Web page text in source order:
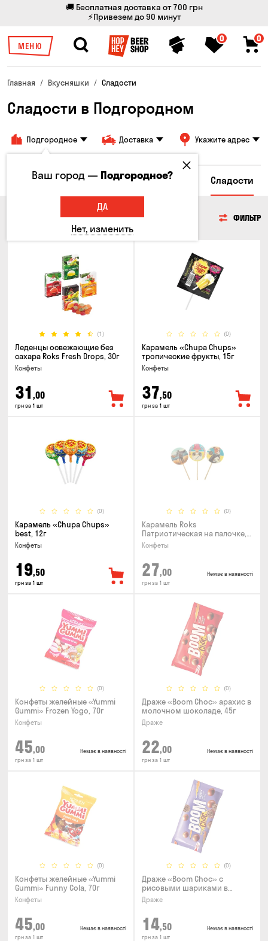
🚚 Бесплатная доставка от 700 грн
⚡Привезем до 90 минут
МЕНЮ
0 0
Главная Вкусняшки Сладости
Сладости в Подгородном
Подгородное Доставка Укажите адрес
Гренки и Сухарики Злаковые снеки Сладости
СЛАДОСТИ ФИЛЬТР
(1)
Леденцы освежающие без
сахара Roks Fresh Drops, 30г
Конфеты
31 ,00
грн за 1 шт
(0)
Карамель «Chupa Chups»
тропические фрукты, 15г
Конфеты
37,50
грн за 1 шт
(0)
Карамель «Chupa Chups»
best, 12г
Конфеты
19,50
грн за 1 шт
(0)
Карамель Roks
Патриотическая на палочке,
50г
Конфеты
27,00
грн за 1 шт
Немає в наявності
(0)
Конфеты желейные «Yummi
Gummi» Frozen Yogo, 70г
Конфеты
45,00
грн за 1 шт
Немає в наявності
(0)
Драже «Boom Choc» арахис в
молочном шоколаде, 45г
Драже
22,00
грн за 1 шт
Немає в наявності
(0)
Конфеты желейные «Yummi
Gummi» Funny Cola, 70г
Конфеты
45,00
грн за 1 шт
Немає в наявності
(0)
Драже «Boom Choc» с
рисовыми шариками в
молочном шоколаде, 30г
Драже
14,50
грн за 1 шт
Немає в наявності
Ваш город —Подгородное?
ДА
Нет, изменить